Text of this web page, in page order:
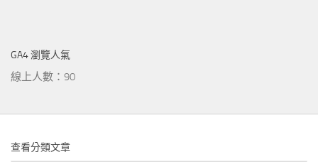
GA4 瀏覽人氣
線上人數：90
查看分類文章